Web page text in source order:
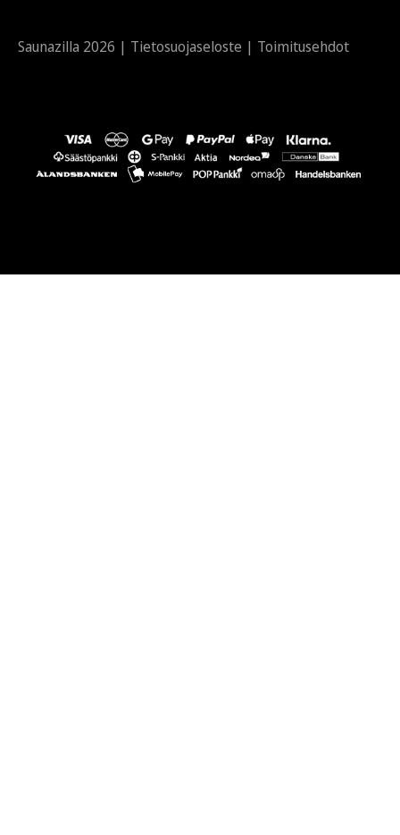
Saunazilla 2026 | Tietosuojaseloste | Toimitusehdot